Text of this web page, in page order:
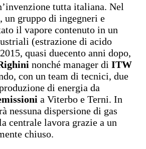
tutta italiana. Nel
un gruppo di ingegneri e
il vapore contenuto in un
(estrazione di acido
quasi duecento anni dopo,
nonché manager di ITW
con un team di tecnici, due
di energia da
a Viterbo e Terni. In
nessuna dispersione di gas
centrale lavora grazie a un
chiuso.